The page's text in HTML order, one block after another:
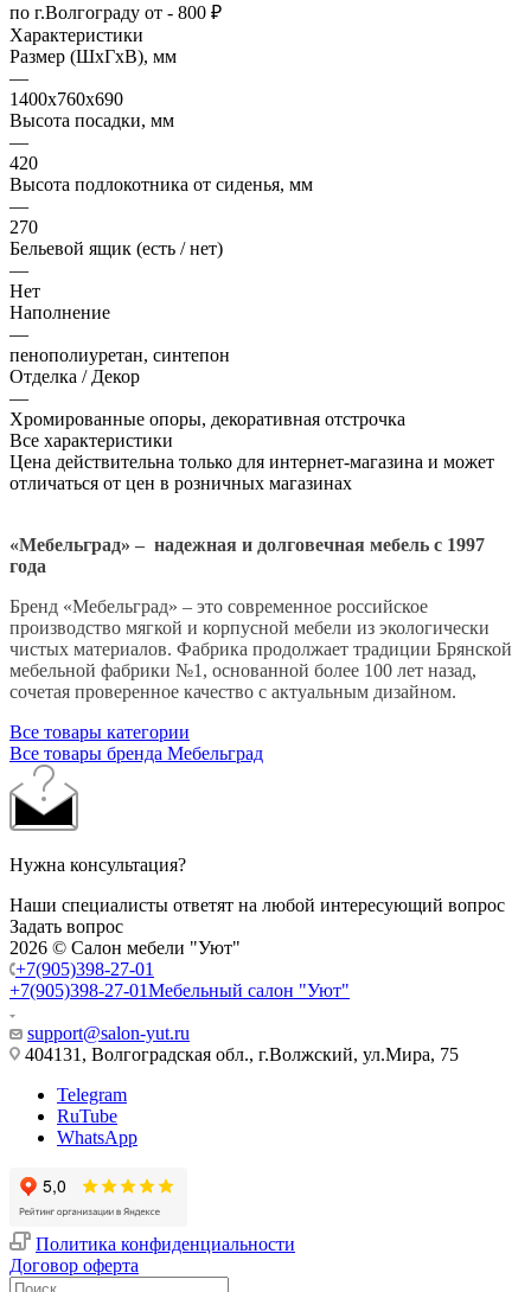
по г.Волгограду от - 800 ₽
Характеристики
Размер (ШхГхВ), мм
—
1400х760х690
Высота посадки, мм
—
420
Высота подлокотника от сиденья, мм
—
270
Бельевой ящик (есть / нет)
—
Нет
Наполнение
—
пенополиуретан, синтепон
Отделка / Декор
—
Хромированные опоры, декоративная отстрочка
Все характеристики
Цена действительна только для интернет-магазина и может
отличаться от цен в розничных магазинах
«Мебельград» – надежная и долговечная мебель с 1997
года
Бренд «Мебельград» – это современное российское
производство мягкой и корпусной мебели из экологически
чистых материалов. Фабрика продолжает традиции Брянской
мебельной фабрики №1, основанной более 100 лет назад,
сочетая проверенное качество с актуальным дизайном.
Все товары категории
Все товары бренда Мебельград
Нужна консультация?
Наши специалисты ответят на любой интересующий вопрос
Задать вопрос
2026 © Салон мебели "Уют"
+7(905)398-27-01
+7(905)398-27-01Мебельный салон "Уют"
support@salon-yut.ru
404131, Волгоградская обл., г.Волжский, ул.Мира, 75
Telegram
RuTube
WhatsApp
Политика конфиденциальности
Договор оферта